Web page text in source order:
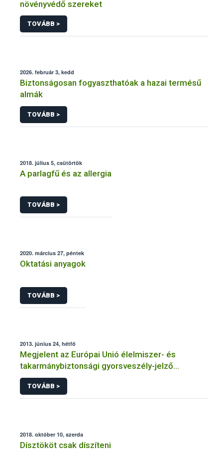
növényvédő szereket
TOVÁBB >
2026. február 3, kedd
Biztonságosan fogyaszthatóak a hazai termésű
almák
TOVÁBB >
2018. július 5, csütörtök
A parlagfű és az allergia
TOVÁBB >
2020. március 27, péntek
Oktatási anyagok
TOVÁBB >
2013. június 24, hétfő
Megjelent az Európai Unió élelmiszer- és
takarmánybiztonsági gyorsveszély-jelző
rendszerének éves jelentése
TOVÁBB >
2018. október 10, szerda
Dísztököt csak díszíteni